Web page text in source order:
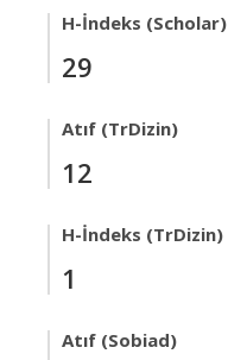
H-İndeks (Scholar)
29
Atıf (TrDizin)
12
H-İndeks (TrDizin)
1
Atıf (Sobiad)